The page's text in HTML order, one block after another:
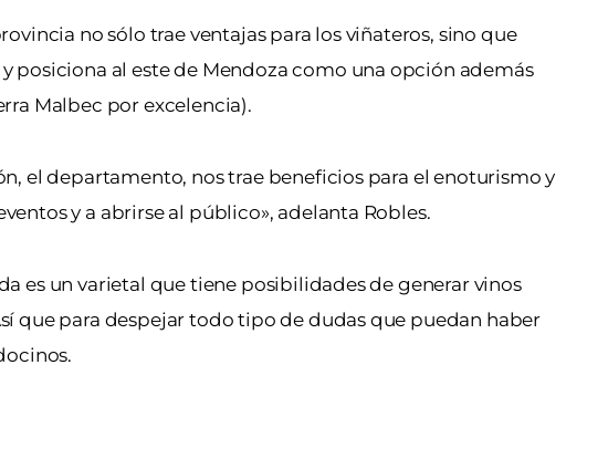
no sólo trae ventajas para los viñateros, sino que
posiciona al este de Mendoza como una opción además
Malbec por excelencia).
el departamento, nos trae beneficios para el enoturismo y
y a abrirse al público», adelanta Robles.
es un varietal que tiene posibilidades de generar vinos
que para despejar todo tipo de dudas que puedan haber